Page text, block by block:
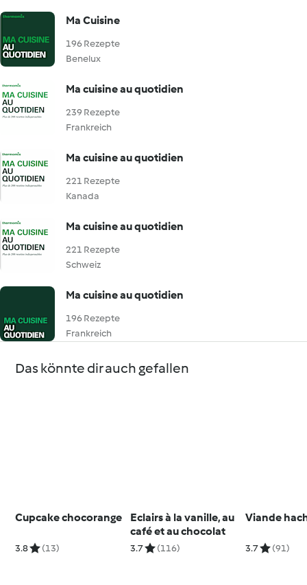
Ma Cuisine
196 Rezepte
Benelux
Ma cuisine au quotidien
239 Rezepte
Frankreich
Ma cuisine au quotidien
221 Rezepte
Kanada
Ma cuisine au quotidien
221 Rezepte
Schweiz
Ma cuisine au quotidien
196 Rezepte
Frankreich
Das könnte dir auch gefallen
Cupcake chocorange
3.8 (13)
Eclairs à la vanille, au
café et au chocolat
3.7 (116)
Viande
3.7 (91)